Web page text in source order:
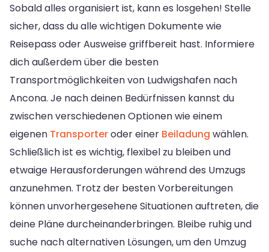
Sobald alles organisiert ist, kann es losgehen! Stelle
sicher, dass du alle wichtigen Dokumente wie
Reisepass oder Ausweise griffbereit hast. Informiere
dich außerdem über die besten
Transportmöglichkeiten von Ludwigshafen nach
Ancona. Je nach deinen Bedürfnissen kannst du
zwischen verschiedenen Optionen wie einem
eigenen Transporteroder einer Beiladung wählen.
Schließlich ist es wichtig, flexibel zu bleiben und
etwaige Herausforderungen während des Umzugs
anzunehmen. Trotz der besten Vorbereitungen
können unvorhergesehene Situationen auftreten, die
deine Pläne durcheinanderbringen. Bleibe ruhig und
suche nach alternativen Lösungen, um den Umzug